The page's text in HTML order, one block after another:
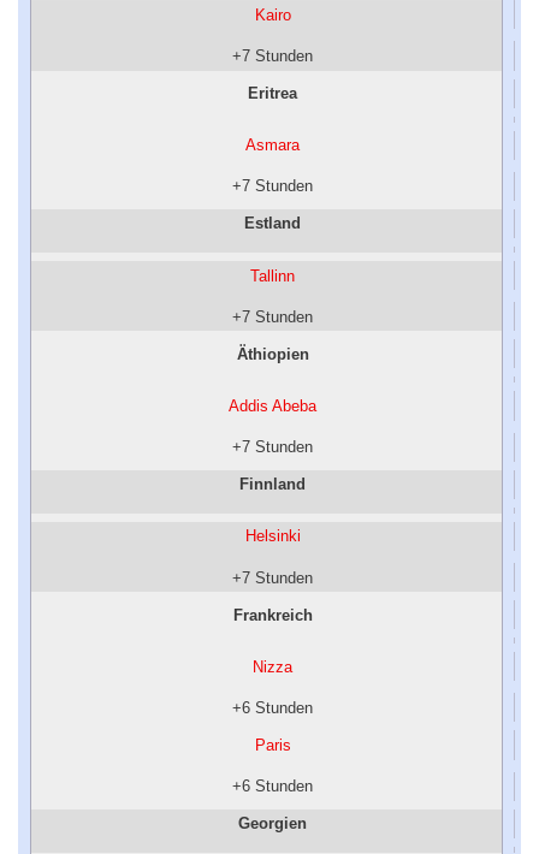
Kairo
+7 Stunden
Eritrea
Asmara
+7 Stunden
Estland
Tallinn
+7 Stunden
Äthiopien
Addis Abeba
+7 Stunden
Finnland
Helsinki
+7 Stunden
Frankreich
Nizza
+6 Stunden
Paris
+6 Stunden
Georgien